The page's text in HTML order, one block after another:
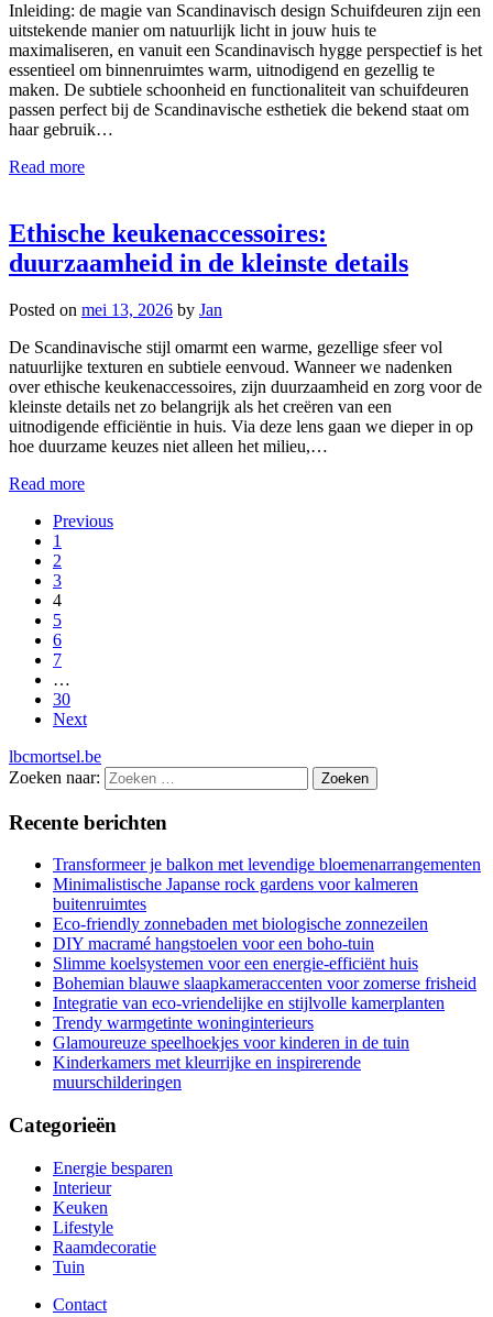
Inleiding: de magie van Scandinavisch design Schuifdeuren zijn een
uitstekende manier om natuurlijk licht in jouw huis te
maximaliseren, en vanuit een Scandinavisch hygge perspectief is het
essentieel om binnenruimtes warm, uitnodigend en gezellig te
maken. De subtiele schoonheid en functionaliteit van schuifdeuren
passen perfect bij de Scandinavische esthetiek die bekend staat om
haar gebruik…
Read more
Ethische keukenaccessoires:
duurzaamheid in de kleinste details
Posted on mei 13, 2026 by Jan
De Scandinavische stijl omarmt een warme, gezellige sfeer vol
natuurlijke texturen en subtiele eenvoud. Wanneer we nadenken
over ethische keukenaccessoires, zijn duurzaamheid en zorg voor de
kleinste details net zo belangrijk als het creëren van een
uitnodigende efficiëntie in huis. Via deze lens gaan we dieper in op
hoe duurzame keuzes niet alleen het milieu,…
Read more
Previous
1
2
3
4
5
6
7
…
30
Next
lbcmortsel.be
Zoeken naar:
Recente berichten
Transformeer je balkon met levendige bloemenarrangementen
Minimalistische Japanse rock gardens voor kalmeren
buitenruimtes
Eco-friendly zonnebaden met biologische zonnezeilen
DIY macramé hangstoelen voor een boho-tuin
Slimme koelsystemen voor een energie-efficiënt huis
Bohemian blauwe slaapkameraccenten voor zomerse frisheid
Integratie van eco-vriendelijke en stijlvolle kamerplanten
Trendy warmgetinte woninginterieurs
Glamoureuze speelhoekjes voor kinderen in de tuin
Kinderkamers met kleurrijke en inspirerende
muurschilderingen
Categorieën
Energie besparen
Interieur
Keuken
Lifestyle
Raamdecoratie
Tuin
Contact